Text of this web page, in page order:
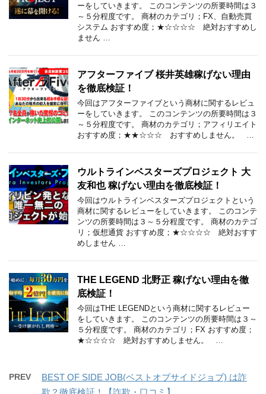
ーをしていきます。 このコンテンツの所要時間は３
～５分程度です。 商材のカテゴリ；FX、自動売買
システム おすすめ度；★☆☆☆☆ 絶対おすすめし
ません …
アフターファイブ 桜井英雄稼げない理由
を徹底検証！
今回はアフターファイブという商材に関するレビュ
ーをしていきます。 このコンテンツの所要時間は３
～５分程度です。 商材のカテゴリ；アフィリエイト
おすすめ度；★★☆☆☆ おすすめしません。 …
ウルトラインベスターズプロジェクト 大
友和也 稼げない理由を徹底検証！
今回はウルトラインベスターズプロジェクトという
商材に関するレビューをしていきます。 このコンテ
ンツの所要時間は３～５分程度です。 商材のカテゴ
リ；仮想通貨 おすすめ度；★☆☆☆☆ 絶対おすす
めしません …
THE LEGEND 北野正 稼げない理由を徹
底検証！
今回はTHE LEGENDという商材に関するレビュー
をしていきます。 このコンテンツの所要時間は３～
５分程度です。 商材のカテゴリ；FX おすすめ度；
★☆☆☆☆ 絶対おすすめしません。 …
PREV
BEST OF SIDE JOB(ベストオブサイドジョブ) は詐
欺？徹底検証！【詐欺・口コミ】